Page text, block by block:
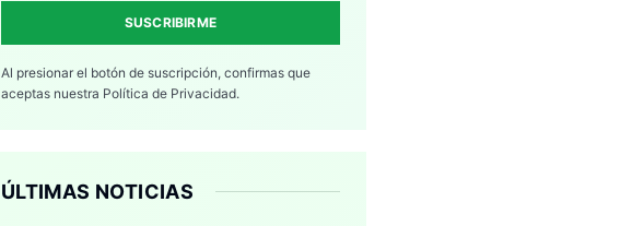
SUSCRIBIRME
Al presionar el botón de suscripción, confirmas que
aceptas nuestra Política de Privacidad.
ÚLTIMAS NOTICIAS